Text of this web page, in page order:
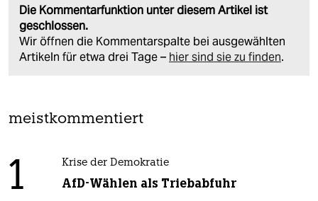
Die Kommentarfunktion unter diesem Artikel ist
geschlossen.
Wir öffnen die Kommentarspalte bei ausgewählten
Artikeln für etwa drei Tage – hier sind sie zu finden.
meistkommentiert
1 Krise der Demokratie
AfD-Wählen als Triebabfuhr